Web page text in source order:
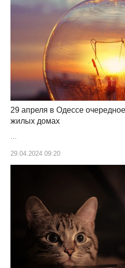
29 апреля в Одессе
жилых домах
29.04.2024 09:20